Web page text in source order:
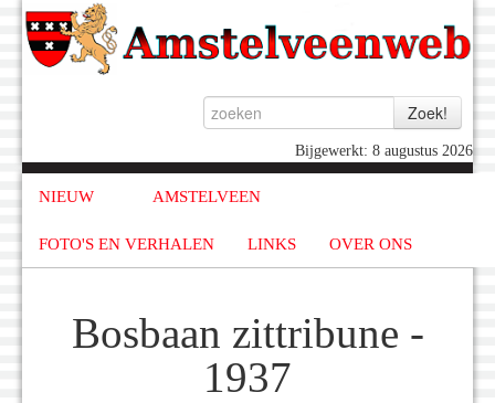
Bijgewerkt: 8 augustus 2026
NIEUW AMSTELVEEN
FOTO'S EN VERHALEN LINKS OVER ONS
Bosbaan zittribune -
1937